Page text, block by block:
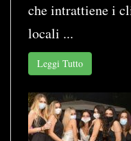
che intrattiene i
locali ...
Leggi Tutto